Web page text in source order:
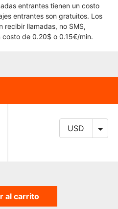
entrantes tienen un costo
entrantes son gratuitos. Los
recibir llamadas, no SMS,
costo de 0.20$ o 0.15€/min.
al carrito